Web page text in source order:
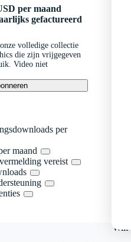
per maand
gefactureerd
volledige collectie
die zijn vrijgegeven
Video niet
per
maand
vereist
Wilt